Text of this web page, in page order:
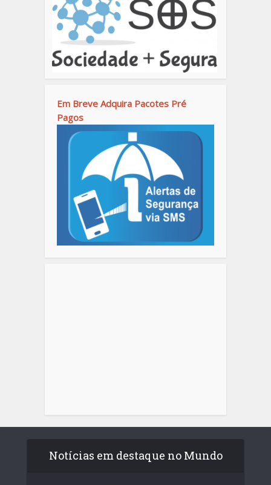
Em Breve Adquira Pacotes Pré
Pagos
Notícias em destaque no Mundo